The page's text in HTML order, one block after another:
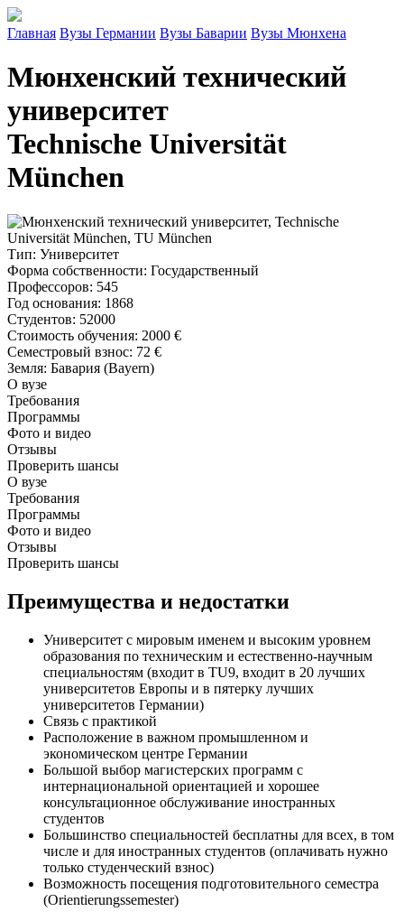
Главная Вузы Германии Вузы Баварии Вузы Мюнхена
Мюнхенский технический
университет
Technische Universität
München
Тип: Университет
Форма собственности: Государственный
Профессоров: 545
Год основания: 1868
Студентов: 52000
Стоимость обучения: 2000 €
Семестровый взнос: 72 €
Земля: Бавария (Bayern)
О вузе
Требования
Программы
Фото и видео
Отзывы
Проверить шансы
О вузе
Требования
Программы
Фото и видео
Отзывы
Проверить шансы
Преимущества и недостатки
Университет с мировым именем и высоким уровнем
образования по техническим и естественно-научным
специальностям (входит в TU9, входит в 20 лучших
университетов Европы и в пятерку лучших
университетов Германии)
Связь с практикой
Расположение в важном промышленном и
экономическом центре Германии
Большой выбор магистерских программ с
интернациональной ориентацией и хорошее
консультационное обслуживание иностранных
студентов
Большинство специальностей бесплатны для всех, в том
числе и для иностранных студентов (оплачивать нужно
только студенческий взнос)
Возможность посещения подготовительного семестра
(Orientierungssemester)